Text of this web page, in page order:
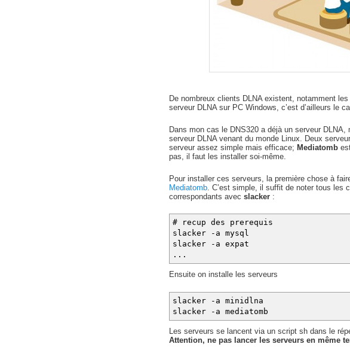
De nombreux clients DLNA existent, notamment
serveur DLNA sur PC Windows, c’est d’ailleurs le
Dans mon cas le DNS320 a déjà un serveur
serveur DLNA venant du monde Linux. Deux
serveur assez simple mais efficace; Mediatomb
pas, il faut les installer soi-même.
Pour installer ces serveurs, la première chose à
Mediatomb . C’est simple, il suffit de noter tous les
correspondants avecslacker :
# recup des prerequis
slacker -a mysql
slacker -a expat
...
Ensuite on installe les serveurs
slacker -a minidlna
slacker -a mediatomb
Les serveurs se lancent via un script sh dans le
Attention, ne pas lancer les serveurs en même